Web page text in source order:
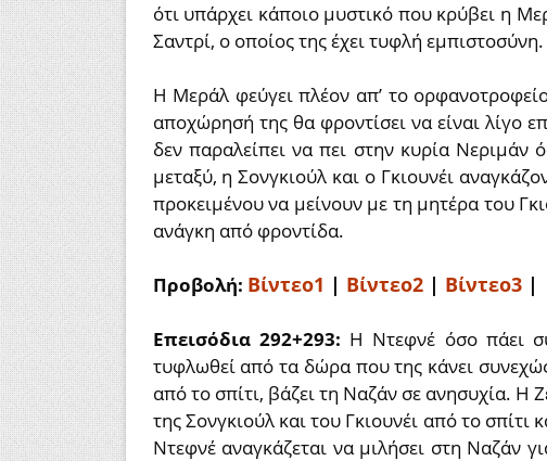
ότι υπάρχει κάποιο μυστικό που κρύβει η
Σαντρί, ο οποίος της έχει τυφλή εμπιστοσύνη.
Η Μεράλ φεύγει πλέον απ’ το
αποχώρησή της θα φροντίσει να είναι λίγο
δεν παραλείπει να πει στην κυρία Νεριμάν
μεταξύ, η Σονγκιούλ και ο Γκιουνέι
προκειμένου να μείνουν με τη μητέρα του
ανάγκη από φροντίδα.
Προβολή: Βίντεο1 | Βίντεο2| Βίντεο3|
Επεισόδια 292+293: Η Ντεφνέ όσο πάει
τυφλωθεί από τα δώρα που της κάνει
από το σπίτι, βάζει τη Ναζάν σε ανησυχία. Η
της Σονγκιούλ και του Γκιουνέι από το σπίτι
Ντεφνέ αναγκάζεται να μιλήσει στη Ναζάν